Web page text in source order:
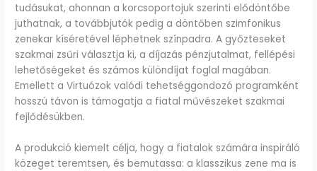
tudásukat, ahonnan a korcsoportojuk szerinti elődöntőbe
juthatnak, a továbbjutók pedig a döntőben szimfonikus
zenekar kíséretével léphetnek színpadra. A győzteseket
szakmai zsűri választja ki, a díjazás pénzjutalmat, fellépési
lehetőségeket és számos különdíjat foglal magában.
Emellett a Virtuózok valódi tehetséggondozó programként
hosszú távon is támogatja a fiatal művészeket szakmai
fejlődésükben.
A produkció kiemelt célja, hogy a fiatalok számára inspiráló
közeget teremtsen, és bemutassa: a klasszikus zene ma is